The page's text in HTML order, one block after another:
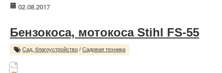
02.08.2017
Бензокоса, мотокоса Stihl FS-55
Сад, благоустройство / Садовая техника